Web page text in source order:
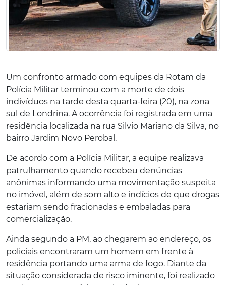
Um confronto armado com equipes da Rotam da
Polícia Militar terminou com a morte de dois
indivíduos na tarde desta quarta-feira (20), na zona
sul de Londrina. A ocorrência foi registrada em uma
residência localizada na rua Silvio Mariano da Silva, no
bairro Jardim Novo Perobal.
De acordo com a Polícia Militar, a equipe realizava
patrulhamento quando recebeu denúncias
anônimas informando uma movimentação suspeita
no imóvel, além de som alto e indícios de que drogas
estariam sendo fracionadas e embaladas para
comercialização.
Ainda segundo a PM, ao chegarem ao endereço, os
policiais encontraram um homem em frente à
residência portando uma arma de fogo. Diante da
situação considerada de risco iminente, foi realizado